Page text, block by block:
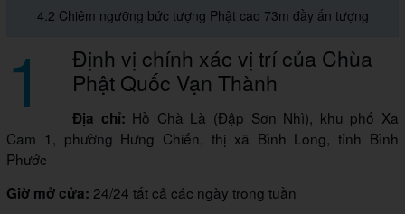
4.2 Chiêm ngưỡng bức tượng Phật cao 73m đầy ấn tượng
1 Định vị chính xác vị trí của Chùa
Phật Quốc Vạn Thành
Địa chỉ: Hồ Chà Là (Đập Sơn Nhì), khu phố Xa
Cam 1, phường Hưng Chiến, thị xã Bình Long, tỉnh Bình
Phước
Giờ mở cửa: 24/24 tất cả các ngày trong tuần